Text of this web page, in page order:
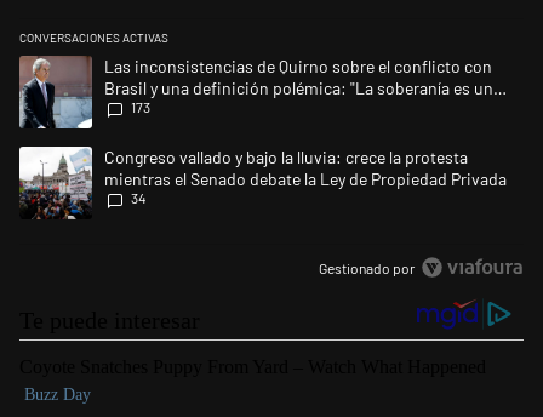
CONVERSACIONES ACTIVAS
Este listado muestra los artículos con más comentarios en los últimos
Un artículo de tendencia con el título "Las inconsistencias de Quirno
Las inconsistencias de Quirno sobre el conflicto con
Brasil y una definición polémica: "La soberanía es un
concepto antiguo"
173
Un artículo de tendencia con el título "Congreso vallado y bajo la
Congreso vallado y bajo la lluvia: crece la protesta
mientras el Senado debate la Ley de Propiedad Privada
34
Gestionado por